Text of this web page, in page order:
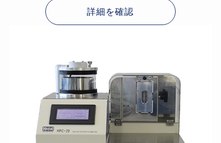
詳細を確認